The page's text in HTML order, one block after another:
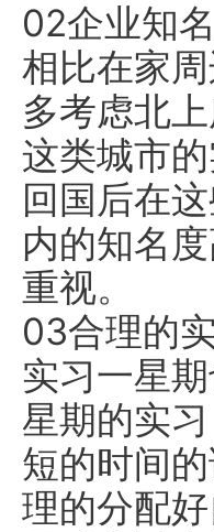
02企业知
相比在家
多考虑北
这类城市
回国后在
内的知名
重视。
03合理的
实习一星
星期的实
短的时间
理的分配